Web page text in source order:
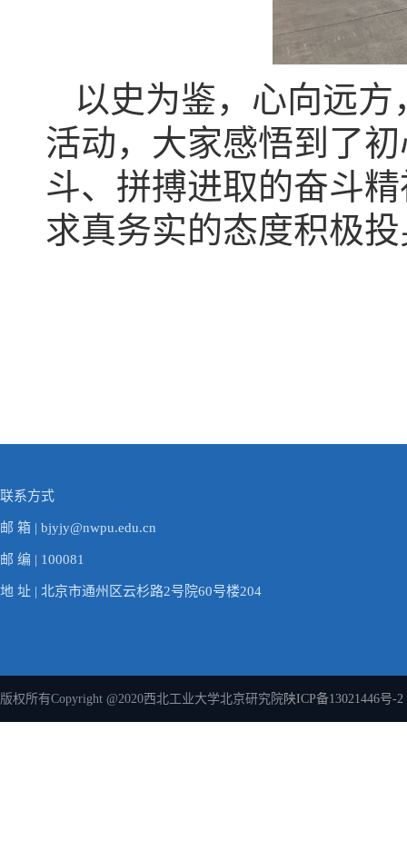
以史为鉴，心向远
活动，大家感悟到了
斗、拼搏进取的奋斗
求真务实的态度积极
联系方式
邮 箱 | bjyjy@nwpu.edu.cn
邮 编 | 100081
地 址 | 北京市通州区云杉路2号院60号楼204
版权所有Copyright @2020西北工业大学北京研究院陕ICP备13021446号-2